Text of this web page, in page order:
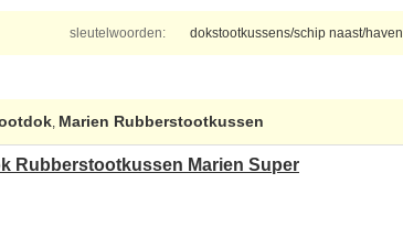
sleutelwoorden: dokstootkussens/schip naast/haven
, Marien Rubberstootkussen
Rubberstootkussen Marien Super